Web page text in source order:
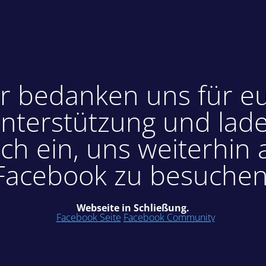
bedanken uns für
und
ein, uns weiterhin
zu
Webseite in Schließung.
Facebook Seite Facebook Community